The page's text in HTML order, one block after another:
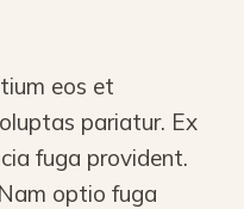
eos et
pariatur. Ex
fuga provident.
optio fuga